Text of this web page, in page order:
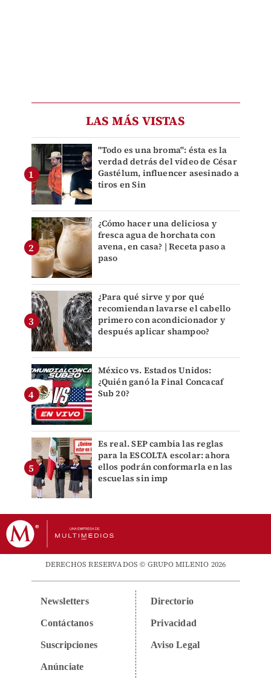
LAS MÁS VISTAS
"Todo es una broma": ésta es la
verdad detrás del video de César
Gastélum, influencer asesinado a
tiros en Sin
¿Cómo hacer una deliciosa y
fresca agua de horchata con
avena, en casa? | Receta paso a
paso
¿Para qué sirve y por qué
recomiendan lavarse el cabello
primero con acondicionador y
después aplicar shampoo?
México vs. Estados Unidos:
¿Quién ganó la Final Concacaf
Sub 20?
Es real. SEP cambia las reglas
para la ESCOLTA escolar: ahora
ellos podrán conformarla en las
escuelas sin imp
DERECHOS RESERVADOS © GRUPO MILENIO 2026
Newsletters
Contáctanos
Suscripciones
Anúnciate
Directorio
Privacidad
Aviso Legal